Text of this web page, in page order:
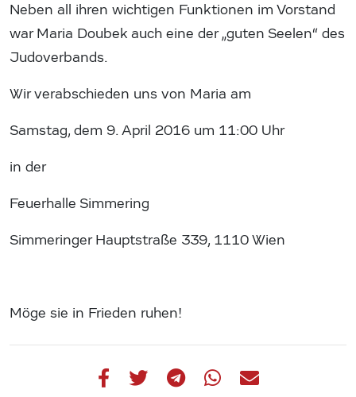
Neben all ihren wichtigen Funktionen im Vorstand
war Maria Doubek auch eine der „guten Seelen“ des
Judoverbands.
Wir verabschieden uns von Maria am
Samstag, dem 9. April 2016 um 11:00 Uhr
in der
Feuerhalle Simmering
Simmeringer Hauptstraße 339, 1110 Wien
Möge sie in Frieden ruhen!